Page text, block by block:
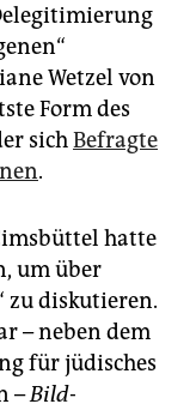
Wetzel von
Form des
sichBefragte
.
hatte
um über
zu diskutieren.
– neben dem
für jüdisches
–Bild-